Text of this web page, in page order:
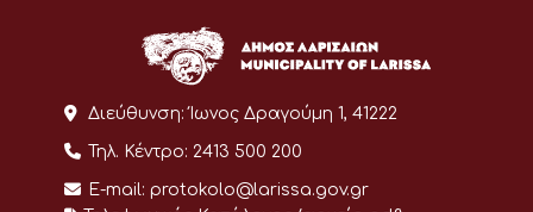
Διεύθυνση: Ίωνος Δραγούμη 1, 41222
Τηλ. Κέντρο: 2413 500 200
E-mail: protokolo@larissa.gov.gr